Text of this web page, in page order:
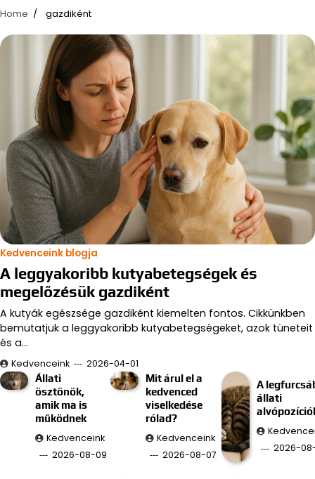
Home gazdiként
Kedvenceink blogja
A leggyakoribb kutyabetegségek és
megelőzésük gazdiként
A kutyák egészsége gazdiként kiemelten fontos. Cikkünkben
bemutatjuk a leggyakoribb kutyabetegségeket, azok tüneteit
és a…
Kedvenceink
2026-04-01
Állati
ösztönök,
amik ma is
működnek
Kedvenceink
2026-08-09
Mit árul el a
kedvenced
viselkedése
rólad?
Kedvenceink
2026-08-07
A
állati
2026-